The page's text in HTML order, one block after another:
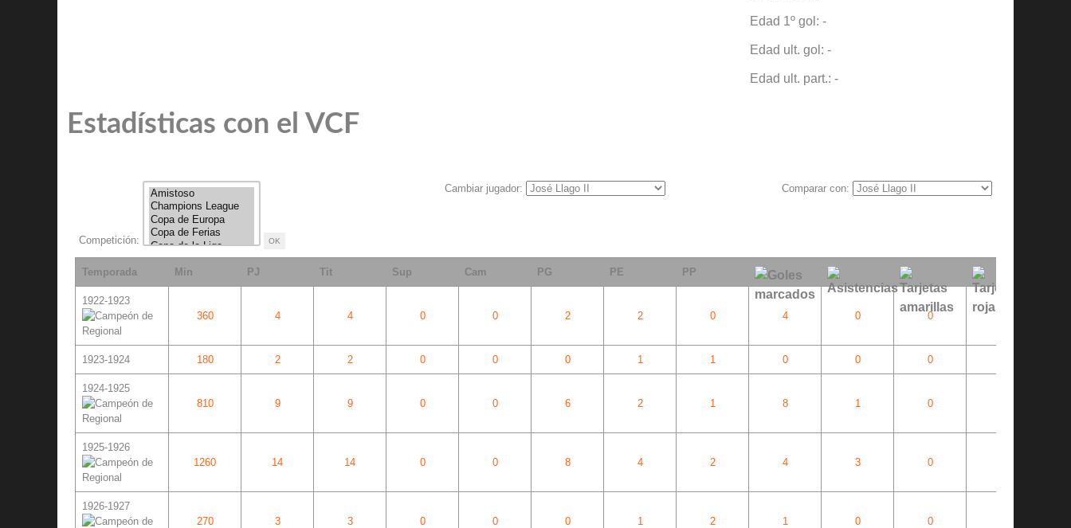
Edad 1º gol: -
Edad ult. gol: -
Edad ult. part.: -
Estadísticas con el VCF
Competición:
Cambiar jugador: Comparar con:
Temporada Min PJ Tit Sup Cam PG PE PP
1922-1923
360
4 4 0 0 2 2 0 4 0 0
1923-1924 180 2 2 0 0 0 1 1 0 0 0
1924-1925
810
9 9 0 0 6 2 1 8 1 0
1925-1926
1260
14 14 0 0 8 4 2 4 3 0
1926-1927
270
3 3 0 0 0 1 2 1 0 0